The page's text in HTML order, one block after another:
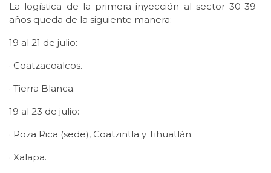
La logística de la primera inyección al sector 30-39
años queda de la siguiente manera:
19 al 21 de julio:
· Coatzacoalcos.
· Tierra Blanca.
19 al 23 de julio:
· Poza Rica (sede), Coatzintla y Tihuatlán.
· Xalapa.